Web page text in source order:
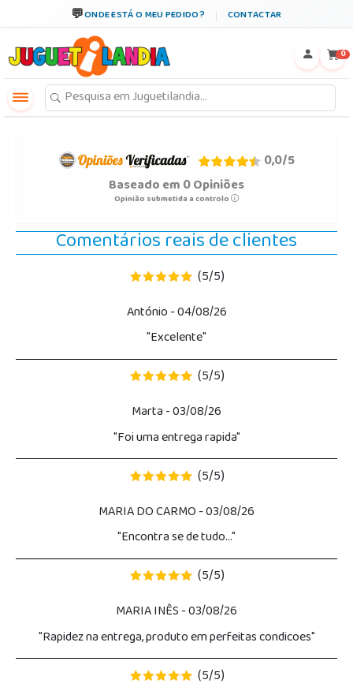
ONDE ESTÁ O MEU PEDIDO? CONTACTAR
0
0,0/5
Baseado em0Opiniões
Opinião submetida a controlo
Comentários reais de clientes
(5/5)
António- 04/08/26
"Excelente"
(5/5)
Marta- 03/08/26
"Foi uma entrega rapida"
(5/5)
MARIA DO CARMO- 03/08/26
"Encontra se de tudo..."
(5/5)
MARIA INÊS- 03/08/26
"Rapidez na entrega, produto em perfeitas condicoes"
(5/5)